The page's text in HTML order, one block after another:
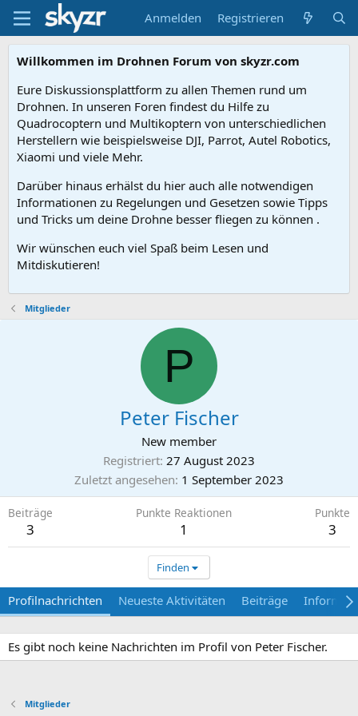
Anmelden Registrieren
Willkommen im Drohnen Forum von skyzr.com
Eure Diskussionsplattform zu allen Themen rund um
Drohnen. In unseren Foren findest du Hilfe zu
Quadrocoptern und Multikoptern von unterschiedlichen
Herstellern wie beispielsweise DJI, Parrot, Autel Robotics,
Xiaomi und viele Mehr.
Darüber hinaus erhälst du hier auch alle notwendigen
Informationen zu Regelungen und Gesetzen sowie Tipps
und Tricks um deine Drohne besser fliegen zu können .
Wir wünschen euch viel Spaß beim Lesen und
Mitdiskutieren!
Mitglieder
P
Peter Fischer
New member
Registriert 27 August 2023
Zuletzt angesehen 1 September 2023
Beiträge
3
Punkte Reaktionen
1
Punkte
3
Finden
Profilnachrichten Neueste Aktivitäten Beiträge
Es gibt noch keine Nachrichten im Profil von Peter Fischer.
Mitglieder